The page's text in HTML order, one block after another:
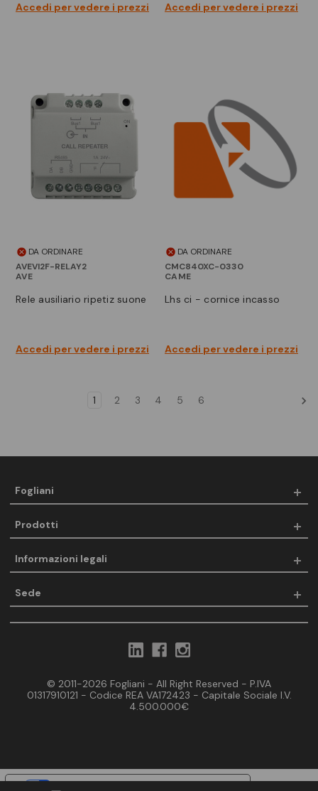
Accedi per vedere i prezzi Accedi per vedere i prezzi
DA ORDINARE
AVEVI2F-RELAY2
AVE
rele ausiliario ripetiz suone
Accedi per vedere i prezzi
DA ORDINARE
CMC840XC-0330
CAME
lhs ci - cornice incasso
Accedi per vedere i prezzi
1 2 3 4 5 6
Fogliani
Prodotti
Informazioni legali
Sede
© 2011-2026 Fogliani - All Right Reserved - P.IVA
01317910121 - Codice REA VA172423 - Capitale Sociale I.V.
4.500.000€